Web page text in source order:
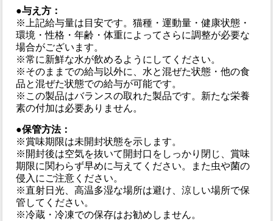
●与え方：
※上記給与量は目安です。猫種・運動量・健康状態・
環境・性格・年齢・体重によってさらに調整が必要な
場合がございます。
※常に新鮮な水が飲めるようにしてください。
※そのままでの給与以外に、水と混ぜた状態・他の食
品と混ぜた状態での給与が可能です。
※この製品はバランスの取れた製品です。新たな栄養
素の付加は必要ありません。
●保管方法：
※賞味期限は未開封状態を示します。
※開封後は空気を抜いて開封口をしっかり閉じ、賞味
期限に関わらず早めに与えてください。また虫や菌の
侵入にご注意ください。
※直射日光、高温多湿な場所は避け、涼しい場所で保
管してください。
※冷蔵・冷凍での保存はお勧めしません。